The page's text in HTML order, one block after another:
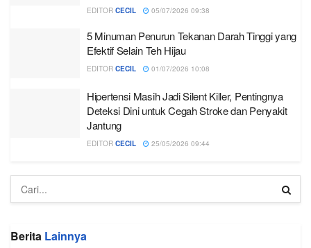
EDITOR CECIL 05/07/2026 09:38
5 Minuman Penurun Tekanan Darah Tinggi yang
Efektif Selain Teh Hijau
EDITOR CECIL 01/07/2026 10:08
Hipertensi Masih Jadi Silent Killer, Pentingnya
Deteksi Dini untuk Cegah Stroke dan Penyakit
Jantung
EDITOR CECIL 25/05/2026 09:44
Berita Lainnya